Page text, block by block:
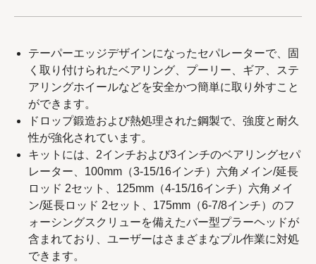
最新ニュース
お問い合わせ
Copyright 2023 APO TOOL INTERNATIONAL LTD. All
rights reserved.
テーパーエッジデザインになったセパレーターで、固
く取り付けられたベアリング、プーリー、ギア、ステ
アリングホイールなどを安全かつ簡単に取り外すこと
ができます。
ドロップ鍛造および熱処理された鋼製で、強度と耐久
性が強化されています。
キットには、2インチおよび3インチのベアリングセパ
レーター、100mm（3-15/16インチ）六角メイン/延長
ロッド 2セット、125mm（4-15/16インチ）六角メイ
ン/延長ロッド 2セット、175mm（6-7/8インチ）のフ
ォーシングスクリューを備えたバー型プラーヘッドが
含まれており、ユーザーはさまざまなプル作業に対処
できます。